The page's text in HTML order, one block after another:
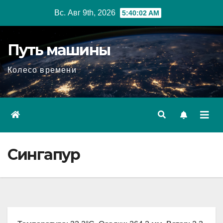
Вс. Авг 9th, 2026 5:40:03 AM
Путь машины
Колесо времени
Сингапур